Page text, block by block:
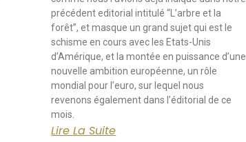
précédent editorial intitulé “L’arbre et la
forêt”, et masque un grand sujet qui est le
schisme en cours avec les Etats-Unis
d’Amérique, et la montée en puissance d’une
nouvelle ambition européenne, un rôle
mondial pour l’euro, sur lequel nous
revenons également dans l’éditorial de ce
mois.
Lire La Suite